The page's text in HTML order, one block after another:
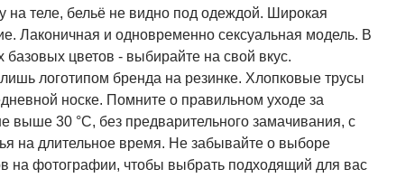
теле, бельё не видно под одеждой. Широкая
Лаконичная и одновременно сексуальная модель. В
цветов - выбирайте на свой вкус.
логотипом бренда на резинке. Хлопковые трусы
носке. Помните о правильном уходе за
выше 30 °C, без предварительного замачивания, с
на длительное время. Не забывайте о выборе
на фотографии, чтобы выбрать подходящий для вас